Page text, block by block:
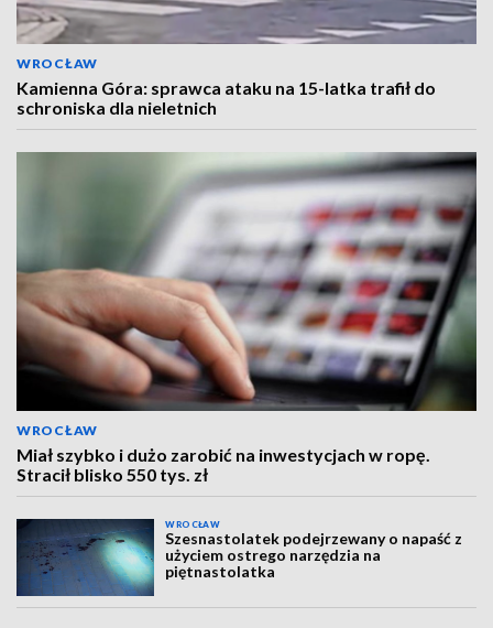
WROCŁAW
Kamienna Góra: sprawca ataku na 15-latka trafił do
schroniska dla nieletnich
WROCŁAW
Miał szybko i dużo zarobić na inwestycjach w ropę.
Stracił blisko 550 tys. zł
WROCŁAW
Szesnastolatek podejrzewany o napaść z
użyciem ostrego narzędzia na
piętnastolatka